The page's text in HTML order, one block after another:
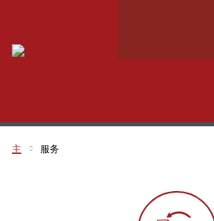
主 服务